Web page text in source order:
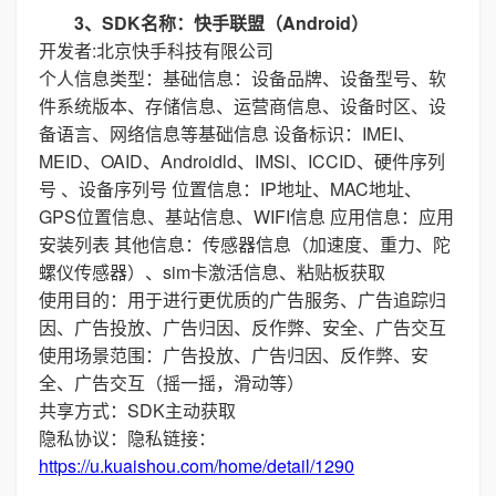
3、SDK名称：快手联盟（Android）
开发者:北京快手科技有限公司
个人信息类型：基础信息：设备品牌、设备型号、软
件系统版本、存储信息、运营商信息、设备时区、设
备语言、网络信息等基础信息 设备标识：IMEI、
MEID、OAID、Androidld、IMSl、ICCID、硬件序列
号 、设备序列号 位置信息：IP地址、MAC地址、
GPS位置信息、基站信息、WIFI信息 应用信息：应用
安装列表 其他信息：传感器信息（加速度、重力、陀
螺仪传感器）、sim卡激活信息、粘贴板获取
使用目的：用于进行更优质的广告服务、广告追踪归
因、广告投放、广告归因、反作弊、安全、广告交互
使用场景范围：广告投放、广告归因、反作弊、安
全、广告交互（摇一摇，滑动等）
共享方式：SDK主动获取
隐私协议：隐私链接：
https://u.kuaishou.com/home/detail/1290